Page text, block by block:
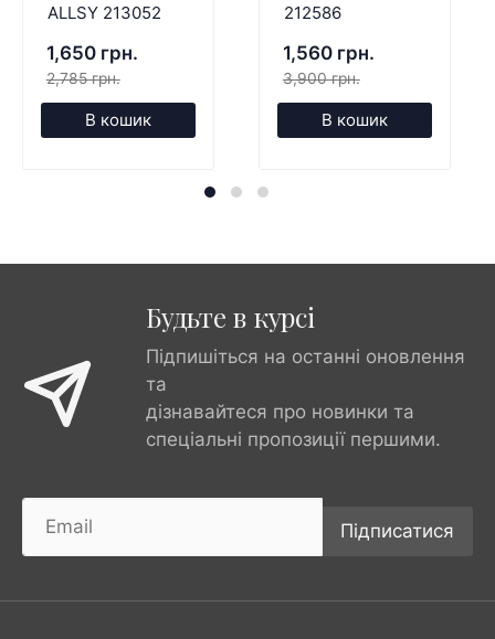
ALLSY 213052
1,650 грн.
2,785 грн.
В кошик
212586
1,560 грн.
3,900 грн.
В кошик
Будьте в курсі
Підпишіться на останні оновлення
та
дізнавайтеся про новинки та
спеціальні пропозиції першими.
Підписатися